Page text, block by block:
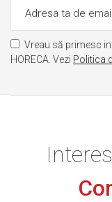
Vreau să primesc
HORECA. Vezi Politica